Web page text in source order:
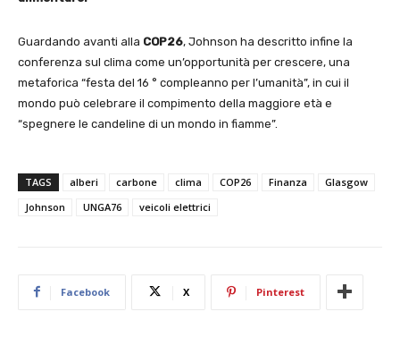
Guardando avanti alla COP26, Johnson ha descritto infine la
conferenza sul clima come un’opportunità per crescere, una
metaforica “festa del 16 ° compleanno per l’umanità”, in cui il
mondo può celebrare il compimento della maggiore età e
“spegnere le candeline di un mondo in fiamme”.
TAGS alberi carbone clima COP26 Finanza
Glasgow
Johnson
UNGA76 veicoli elettrici
Facebook X Pinterest